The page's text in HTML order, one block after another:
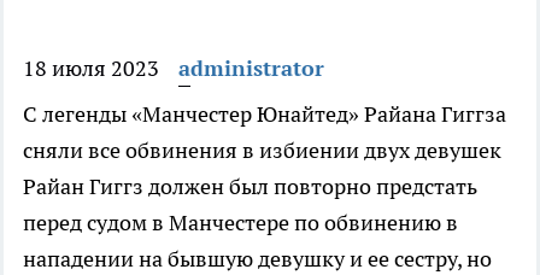
18 июля 2023
administrator
С легенды «Манчестер Юнайтед» Райана Гиггза
сняли все обвинения в избиении двух девушек
Райан Гиггз должен был повторно предстать
перед судом в Манчестере по обвинению в
нападении на бывшую девушку и ее сестру, но